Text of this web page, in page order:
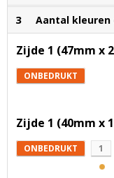
3 Aantal kleuren
Zijde 1 (47mm x
ONBEDRUKT
Zijde 1 (40mm x
ONBEDRUKT 1